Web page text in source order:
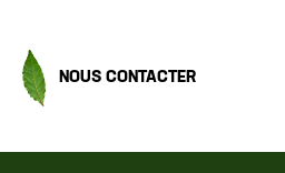
NOUS CONTACTER